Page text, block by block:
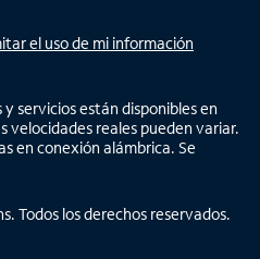
el uso de mi información
servicios están disponibles en
velocidades reales pueden variar.
en conexión alámbrica. Se
Todos los derechos reservados.